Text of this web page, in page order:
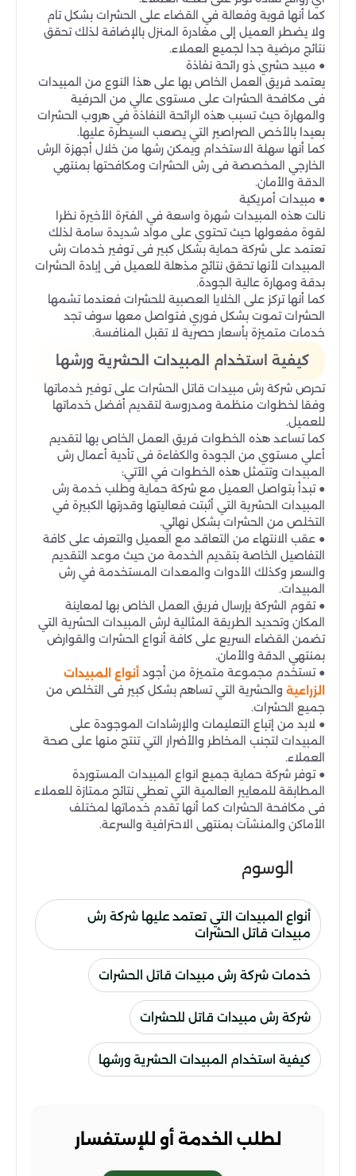
كما أنها قوية وفعالة في القضاء على الحشرات بشكل تام
ولا يضطر العميل إلى مغادرة المنزل بالإضافة لذلك تحقق
نتائج مرضية جدا لجميع العملاء.
● مبيد حشري ذو رائحة نفاذة
يعتمد فريق العمل الخاص بها على هذا النوع من المبيدات
فى مكافحة الحشرات على مستوى عالي من الحرفية
والمهارة حيث تسبب هذه الرائحة النفاذة في هروب الحشرات
بعيدا بالأخص الصراصير التي يصعب السيطرة عليها.
كما أنها سهلة الاستخدام ويمكن رشها من خلال أجهزة الرش
الخارجي المخصصة فى رش الحشرات ومكافحتها بمنتهي
الدقة والأمان.
● مبيدات أمريكية
نالت هذه المبيدات شهرة واسعة في الفترة الأخيرة نظرا
لقوة مفعولها حيث تحتوي على مواد شديدة سامة لذلك
تعتمد على شركة حماية بشكل كبير فى توفير خدمات رش
المبيدات لأنها تحقق نتائج مذهلة للعميل فى إبادة الحشرات
بدقة ومهارة عالية الجودة.
كما أنها تركز على الخلايا العصبية للحشرات فعندما تشمها
الحشرات تموت بشكل فوري فتواصل معها سوف تجد
خدمات متميزة بأسعار حصرية لا تقبل المنافسة.
كيفية استخدام المبيدات الحشرية ورشها
تحرص شركة رش مبيدات قاتل الحشرات على توفير خدماتها
وفقا لخطوات منظمة ومدروسة لتقديم أفضل خدماتها
للعميل.
كما تساعد هذه الخطوات فريق العمل الخاص بها لتقديم
أعلي مستوي من الجودة والكفاءة فى تأدية أعمال رش
المبيدات وتتمثل هذه الخطوات في الآتي:
● تبدأ بتواصل العميل مع شركة حماية وطلب خدمة رش
المبيدات الحشرية التي أثبتت فعاليتها وقدرتها الكبيرة في
التخلص من الحشرات بشكل نهائي.
● عقب الانتهاء من التعاقد مع العميل والتعرف على كافة
التفاصيل الخاصة بتقديم الخدمة من حيث موعد التقديم
والسعر وكذلك الأدوات والمعدات المستخدمة في رش
المبيدات.
● تقوم الشركة بإرسال فريق العمل الخاص بها لمعاينة
المكان وتحديد الطريقة المثالية لرش المبيدات الحشرية التي
تضمن القضاء السريع على كافة أنواع الحشرات والقوارض
بمنتهي الدقة والأمان.
● تستخدم مجموعة متميزة من أجود أنواع المبيدات
الزراعية والحشرية التي تساهم بشكل كبير فى التخلص من
جميع الحشرات.
● لابد من إتباع التعليمات والإرشادات الموجودة على
المبيدات لتجنب المخاطر والأضرار التي تنتج منها على صحة
العملاء.
● توفر شركة حماية جميع انواع المبيدات المستوردة
المطابقة للمعايير العالمية التي تعطي نتائج ممتازة للعملاء
فى مكافحة الحشرات كما أنها تقدم خدماتها لمختلف
الأماكن والمنشآت بمنتهى الاحترافية والسرعة.
الوسوم
أنواع المبيدات التي تعتمد عليها شركة رش
مبيدات قاتل الحشرات
خدمات شركة رش مبيدات قاتل الحشرات
شركة رش مبيدات قاتل للحشرات
كيفية استخدام المبيدات الحشرية ورشها
لطلب الخدمة أو للإستفسار